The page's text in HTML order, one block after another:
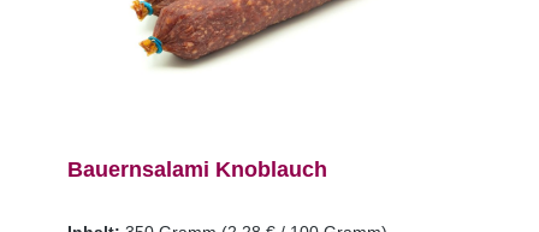
Bauernsalami Knoblauch